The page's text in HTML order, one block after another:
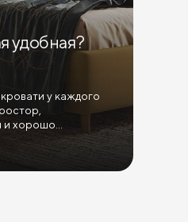
удобная?
у каждого
и хорошо